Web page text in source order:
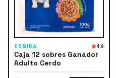
COMIDA 4.9
Caja 12 sobres Ganador
Adulto Cerdo